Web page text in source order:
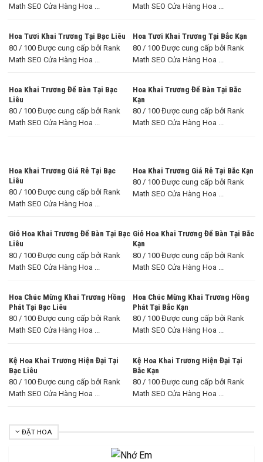
Math SEO Cửa Hàng Hoa ...
Math SEO Cửa Hàng Hoa ...
Hoa Tươi Khai Trương Tại Bạc Liêu
80 / 100 Được cung cấp bởi Rank
Math SEO Cửa Hàng Hoa ...
Hoa Tươi Khai Trương Tại Bắc Kạn
80 / 100 Được cung cấp bởi Rank
Math SEO Cửa Hàng Hoa ...
Hoa Khai Trương Để Bàn Tại Bạc
Liêu
80 / 100 Được cung cấp bởi Rank
Math SEO Cửa Hàng Hoa ...
Hoa Khai Trương Để Bàn Tại Bắc
Kạn
80 / 100 Được cung cấp bởi Rank
Math SEO Cửa Hàng Hoa ...
Hoa Khai Trương Giá Rẻ Tại Bạc
Liêu
80 / 100 Được cung cấp bởi Rank
Math SEO Cửa Hàng Hoa ...
Hoa Khai Trương Giá Rẻ Tại Bắc Kạn
80 / 100 Được cung cấp bởi Rank
Math SEO Cửa Hàng Hoa ...
Giỏ Hoa Khai Trương Để Bàn Tại Bạc
Liêu
80 / 100 Được cung cấp bởi Rank
Math SEO Cửa Hàng Hoa ...
Giỏ Hoa Khai Trương Để Bàn Tại Bắc
Kạn
80 / 100 Được cung cấp bởi Rank
Math SEO Cửa Hàng Hoa ...
Hoa Chúc Mừng Khai Trương Hồng
Phát Tại Bạc Liêu
80 / 100 Được cung cấp bởi Rank
Math SEO Cửa Hàng Hoa ...
Hoa Chúc Mừng Khai Trương Hồng
Phát Tại Bắc Kạn
80 / 100 Được cung cấp bởi Rank
Math SEO Cửa Hàng Hoa ...
Kệ Hoa Khai Trương Hiện Đại Tại
Bạc Liêu
80 / 100 Được cung cấp bởi Rank
Math SEO Cửa Hàng Hoa ...
Kệ Hoa Khai Trương Hiện Đại Tại
Bắc Kạn
80 / 100 Được cung cấp bởi Rank
Math SEO Cửa Hàng Hoa ...
ĐẶT HOA